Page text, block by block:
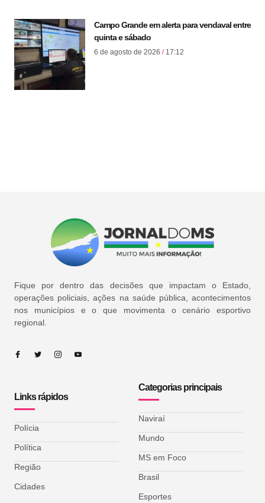
Campo Grande em alerta para vendaval entre
quinta e sábado
6 de agosto de 2026 17:12
Fique por dentro das decisões que impactam o Estado,
operações policiais, ações na saúde pública, acontecimentos
nos municípios e o que movimenta o cenário esportivo
regional.
Links rápidos
Polícia
Política
Região
Cidades
Categorias principais
Naviraí
Mundo
MS em Foco
Brasil
Esportes